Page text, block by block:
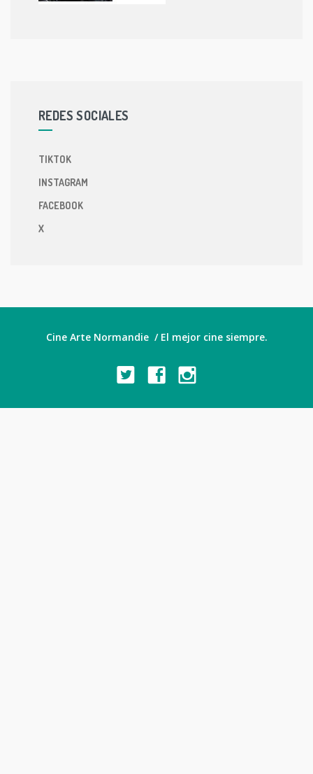
REDES SOCIALES
TIKTOK
INSTAGRAM
FACEBOOK
X
Cine Arte Normandie / El mejor cine siempre.